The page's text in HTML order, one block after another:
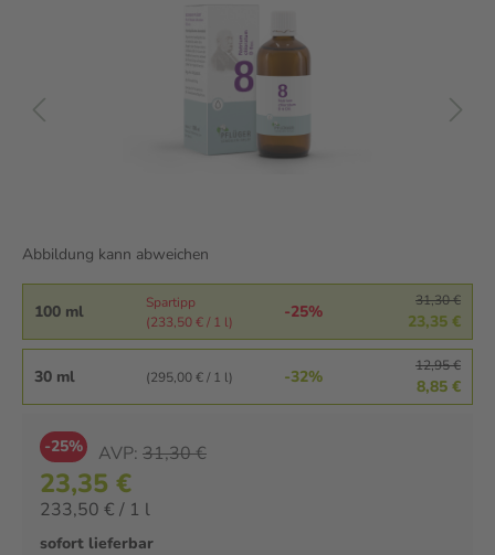
Abbildung kann abweichen
100 ml
Spartipp
(233,50 € / 1 l)
-25%
31,30 €
23,35 €
30 ml (295,00 € / 1 l) -32%
12,95 €
8,85 €
-25% AVP: 31,30 €
23,35 €
233,50 € / 1 l
sofort lieferbar